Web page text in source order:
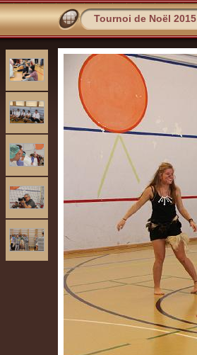
Tournoi de Noël 2015